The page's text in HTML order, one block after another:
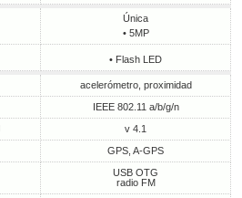
Única
• 5MP
• Flash LED
acelerómetro, proximidad
IEEE 802.11 a/b/g/n
v 4.1
GPS, A-GPS
USB OTG
radio FM